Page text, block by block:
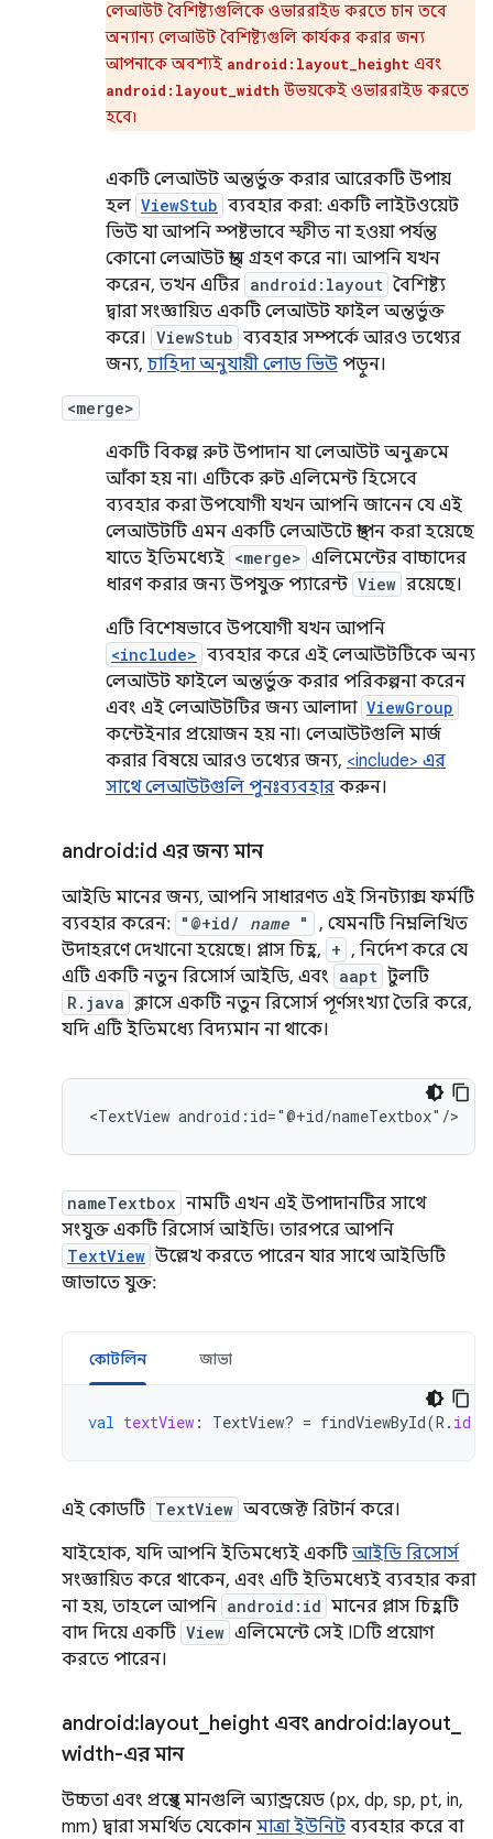
লেআউট বৈশিষ্ট্যগুলিকে ওভাররাইড করতে চান তবে
অন্যান্য লেআউট বৈশিষ্ট্যগুলি কার্যকর করার জন্য
আপনাকে অবশ্যই android:layout_height এবং
android:layout_width উভয়কেই ওভাররাইড করতে
হবে৷
একটি লেআউট অন্তর্ভুক্ত করার আরেকটি উপায়
হল ViewStub ব্যবহার করা: একটি লাইটওয়েট
ভিউ যা আপনি স্পষ্টভাবে স্ফীত না হওয়া পর্যন্ত
কোনো লেআউট স্থান গ্রহণ করে না। আপনি যখন
করেন, তখন এটির android:layout বৈশিষ্ট্য
দ্বারা সংজ্ঞায়িত একটি লেআউট ফাইল অন্তর্ভুক্ত
করে। ViewStub ব্যবহার সম্পর্কে আরও তথ্যের
জন্য, চাহিদা অনুযায়ী লোড ভিউ পড়ুন।
<merge>
একটি বিকল্প রুট উপাদান যা লেআউট অনুক্রমে
আঁকা হয় না। এটিকে রুট এলিমেন্ট হিসেবে
ব্যবহার করা উপযোগী যখন আপনি জানেন যে এই
লেআউটটি এমন একটি লেআউটে স্থাপন করা হয়েছে
যাতে ইতিমধ্যেই <merge> এলিমেন্টের বাচ্চাদের
ধারণ করার জন্য উপযুক্ত প্যারেন্ট View রয়েছে।
এটি বিশেষভাবে উপযোগী যখন আপনি
<include> ব্যবহার করে এই লেআউটটিকে অন্য
লেআউট ফাইলে অন্তর্ভুক্ত করার পরিকল্পনা করেন
এবং এই লেআউটটির জন্য আলাদা ViewGroup
কন্টেইনার প্রয়োজন হয় না। লেআউটগুলি মার্জ
করার বিষয়ে আরও তথ্যের জন্য, <include> এর
সাথে লেআউটগুলি পুনঃব্যবহার করুন।
android:id এর জন্য মান
আইডি মানের জন্য, আপনি সাধারণত এই সিনট্যাক্স ফর্মটি
ব্যবহার করেন: "@+id/ name "
, যেমনটি নিম্নলিখিত
উদাহরণে দেখানো হয়েছে। প্লাস চিহ্ন, + , নির্দেশ করে যে
এটি একটি নতুন রিসোর্স আইডি, এবং aapt টুলটি
R.java ক্লাসে একটি নতুন রিসোর্স পূর্ণসংখ্যা তৈরি করে,
যদি এটি ইতিমধ্যে বিদ্যমান না থাকে।
<TextView android:id="@+id/nameTextbox"/>
nameTextbox নামটি এখন এই উপাদানটির সাথে
সংযুক্ত একটি রিসোর্স আইডি। তারপরে আপনি
TextView উল্লেখ করতে পারেন যার সাথে আইডিটি
জাভাতে যুক্ত:
কোটলিন জাভা
val textView : TextView? = findViewById(R . id
এই কোডটি TextView অবজেক্ট রিটার্ন করে।
যাইহোক, যদি আপনি ইতিমধ্যেই একটি আইডি রিসোর্স
সংজ্ঞায়িত করে থাকেন, এবং এটি ইতিমধ্যেই ব্যবহার করা
না হয়, তাহলে আপনি android:id মানের প্লাস চিহ্নটি
বাদ দিয়ে একটি View এলিমেন্টে সেই IDটি প্রয়োগ
করতে পারেন।
android:layout height এবং android:layout
width-এর মান
উচ্চতা এবং প্রস্থের মানগুলি অ্যান্ড্রয়েড (px, dp, sp, pt, in,
mm) দ্বারা সমর্থিত যেকোন মাত্রা ইউনিট ব্যবহার করে বা